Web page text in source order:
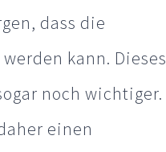
dass die
kann. Dieses
noch wichtiger.
einen